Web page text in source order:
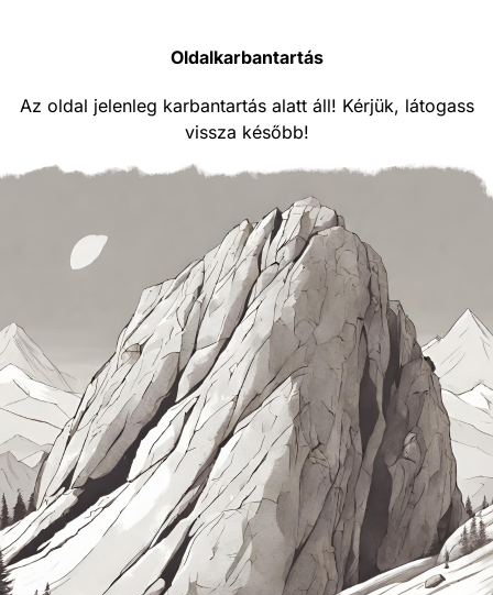
Oldalkarbantartás
Az oldal jelenleg karbantartás alatt áll! Kérjük, látogass
vissza később!